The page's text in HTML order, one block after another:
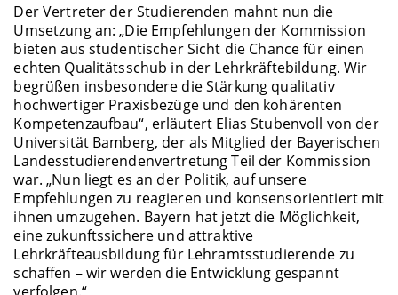
Der Vertreter der Studierenden mahnt nun die
Umsetzung an: „Die Empfehlungen der Kommission
bieten aus studentischer Sicht die Chance für einen
echten Qualitätsschub in der Lehrkräftebildung. Wir
begrüßen insbesondere die Stärkung qualitativ
hochwertiger Praxisbezüge und den kohärenten
Kompetenzaufbau“, erläutert Elias Stubenvoll von der
Universität Bamberg, der als Mitglied der Bayerischen
Landesstudierendenvertretung Teil der Kommission
war. „Nun liegt es an der Politik, auf unsere
Empfehlungen zu reagieren und konsensorientiert mit
ihnen umzugehen. Bayern hat jetzt die Möglichkeit,
eine zukunftssichere und attraktive
Lehrkräfteausbildung für Lehramtsstudierende zu
schaffen – wir werden die Entwicklung gespannt